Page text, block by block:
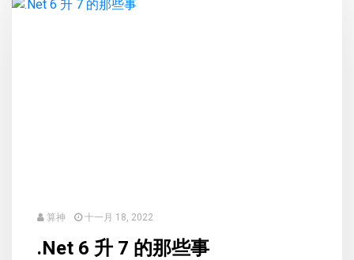
算神 十一月 18, 2022
.Net 6 升 7 的那些事